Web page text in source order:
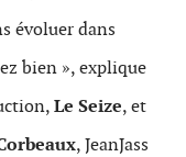
évoluer dans
bien », explique
Le Seize, et
, JeanJass